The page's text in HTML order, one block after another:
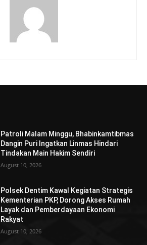
Patroli Malam Minggu, Bhabinkamtibmas
Dangin Puri Ingatkan Linmas Hindari
Tindakan Main Hakim Sendiri
August 10, 2026
Polsek Dentim Kawal Kegiatan Strategis
Kementerian PKP, Dorong Akses Rumah
Layak dan Pemberdayaan Ekonomi
Rakyat
August 10, 2026